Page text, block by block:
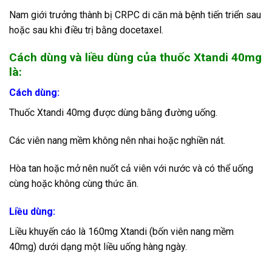
Nam giới trưởng thành bị CRPC di căn mà bệnh tiến triển sau
hoặc sau khi điều trị bằng docetaxel.
Cách dùng và liều dùng của thuốc Xtandi 40mg
là:
Cách dùng:
Thuốc Xtandi 40mg được dùng bằng đường uống.
Các viên nang mềm không nên nhai hoặc nghiền nát.
Hòa tan hoặc mở nên nuốt cả viên với nước và có thể uống
cùng hoặc không cùng thức ăn.
Liều dùng:
Liều khuyến cáo là 160mg Xtandi (bốn viên nang mềm
40mg) dưới dạng một liều uống hàng ngày.